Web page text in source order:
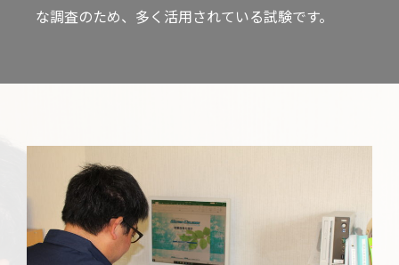
な調査のため、多く活用されている試験です。